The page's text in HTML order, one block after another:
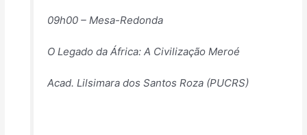
09h00 – Mesa-Redonda
O Legado da África: A Civilização Meroé
Acad. Lilsimara dos Santos Roza (PUCRS)